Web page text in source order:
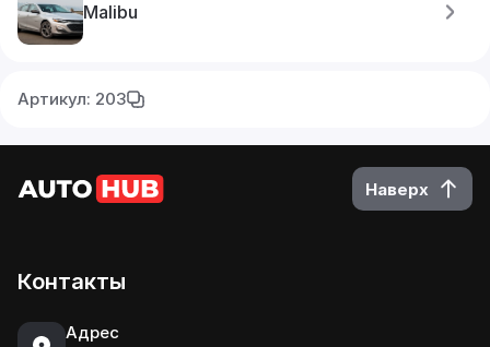
Malibu
Артикул: 203
Наверх
Контакты
Адрес